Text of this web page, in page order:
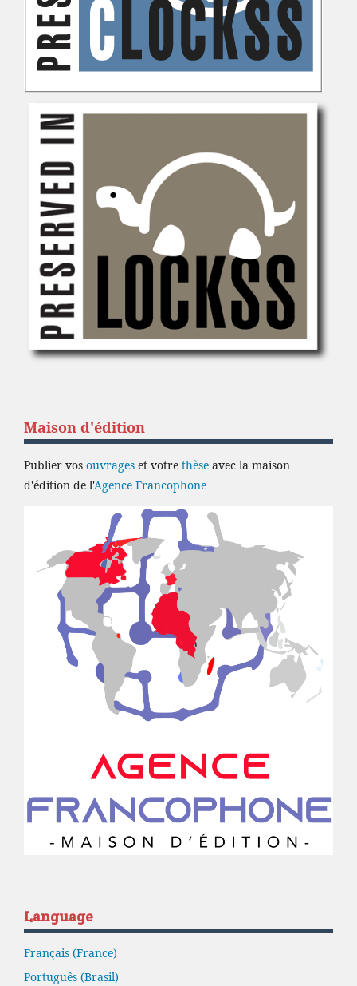
Maison d'édition
Publier vos ouvrages et votre thèse avec la maison
d'édition de l'Agence Francophone
Language
Français (France)
Português (Brasil)